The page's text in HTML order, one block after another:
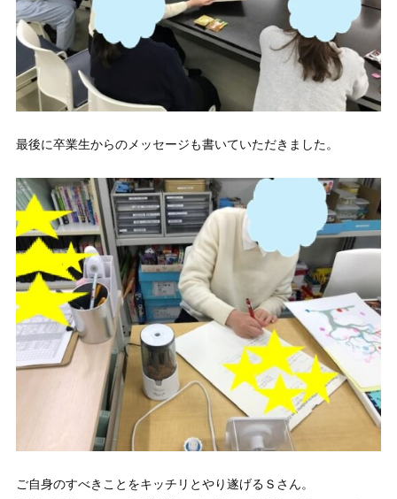
最後に卒業生からのメッセージも書いていただきました。
ご自身のすべきことをキッチリとやり遂げるＳさん。